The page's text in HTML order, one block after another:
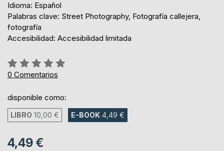
Idioma: Español
Palabras clave: Street Photography, Fotografía callejera,
fotografía
Accesibilidad: Accesibilidad limitada
Rating:
0%
0 Comentarios
disponible como:
LIBRO 10,00 € E-BOOK 4,49 €
4,49 €